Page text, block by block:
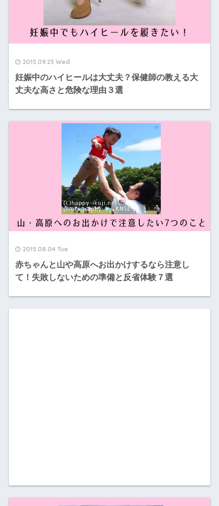
2015.09.23 Wed
妊娠中のハイヒールは大丈夫？保健師の教える大
丈夫な高さと危険な理由３選
2015.08.04 Tue
赤ちゃんと山や高原へお出かけするなら注意し
て！失敗しないための準備と反省体験７選